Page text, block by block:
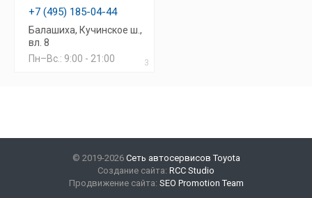
3
+7 (495) 185-04-44
Балашиха, Кучинское ш.,
вл. 8
Пн–Вс.: 9:00 - 21:00
© 2019-2026 Сеть автосервисов Toyota
Создание сайта: RCC Studio
Продвижение сайта: SEO Promotion Team